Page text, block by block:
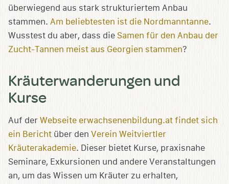
überwiegend aus stark strukturiertem Anbau
stammen. Am beliebtesten ist die Nordmanntanne.
Wusstest du aber, dass die Samen für den Anbau der
Zucht-Tannen meist aus Georgien stammen?
Kräuterwanderungen und
Kurse
Auf der Webseite erwachsenenbildung.at findet sich
ein Bericht über den Verein Weitviertler
Kräuterakademie. Dieser bietet Kurse, praxisnahe
Seminare, Exkursionen und andere Veranstaltungen
an, um das Wissen um Kräuter zu erhalten,